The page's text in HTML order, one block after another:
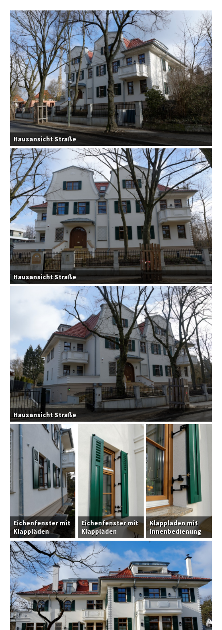
Hausansicht Straße
Hausansicht Straße
Hausansicht Straße
Eichenfenster mit
Klappläden
Eichenfenster mit
Klappläden
Klappladen mit
Innenbedienung